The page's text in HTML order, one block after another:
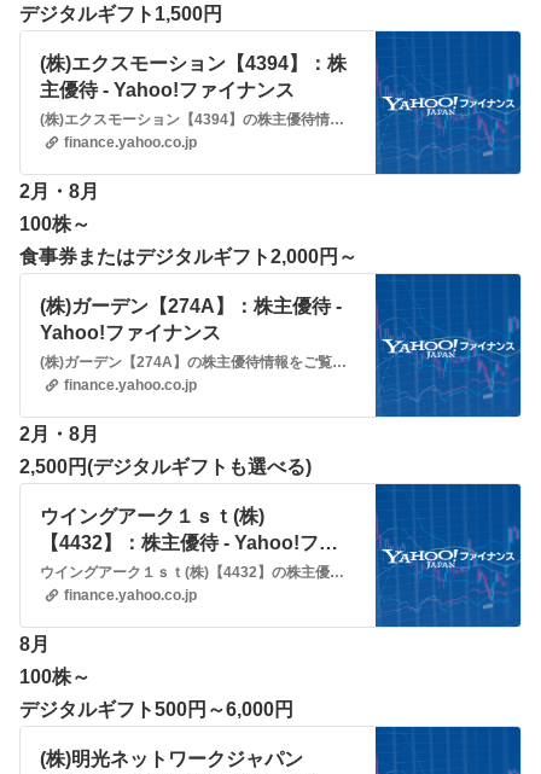
デジタルギフト1,500円
(株)エクスモーション【4394】：株
主優待 - Yahoo!ファイナンス
(株)エクスモーション【4394】の株主優待情報をご覧いただけます。Yahoo!ファイナンスでは株価速報、チャート、ランキング、ポートフォリオ、ニュース、掲示板など投資判断に役立つ情報を掲載しています。
finance.yahoo.co.jp
2月・8月
100株～
食事券またはデジタルギフト2,000円～
(株)ガーデン【274A】：株主優待 -
Yahoo!ファイナンス
(株)ガーデン【274A】の株主優待情報をご覧いただけます。Yahoo!ファイナンスでは株価速報、チャート、ランキング、ポートフォリオ、ニュース、掲示板など投資判断に役立つ情報を掲載しています。
finance.yahoo.co.jp
2月・8月
2,500円(デジタルギフトも選べる)
ウイングアーク１ｓｔ(株)
【4432】：株主優待 - Yahoo!ファ
イナンス
ウイングアーク１ｓｔ(株)【4432】の株主優待情報をご覧いただけます。Yahoo!ファイナンスでは株価速報、チャート、ランキング、ポートフォリオ、ニュース、掲示板など投資判断に役立つ情報を掲載しています。
finance.yahoo.co.jp
8月
100株～
デジタルギフト500円～6,000円
(株)明光ネットワークジャパン